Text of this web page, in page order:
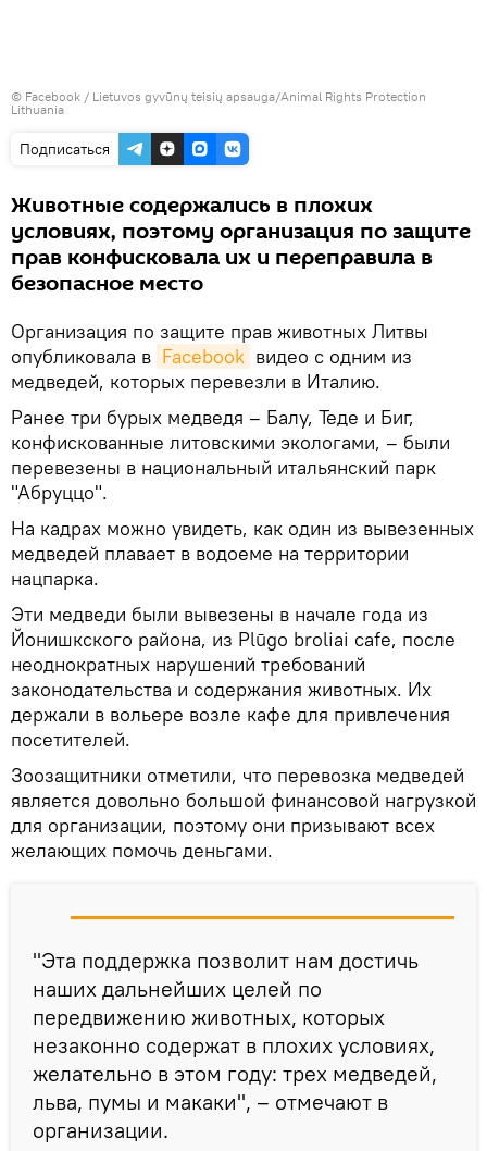
© Facebook / Lietuvos gyvūnų teisių apsauga/Animal Rights Protection
Lithuania
Подписаться
Животные содержались в плохих
условиях, поэтому организация по защите
прав конфисковала их и переправила в
безопасное место
Организация по защите прав животных Литвы
опубликовала в Facebook видео с одним из
медведей, которых перевезли в Италию.
Ранее три бурых медведя – Балу, Теде и Биг,
конфискованные литовскими экологами, – были
перевезены в национальный итальянский парк
"Абруццо".
На кадрах можно увидеть, как один из вывезенных
медведей плавает в водоеме на территории
нацпарка.
Эти медведи были вывезены в начале года из
Йонишкского района, из Plūgo broliai cafe, после
неоднократных нарушений требований
законодательства и содержания животных. Их
держали в вольере возле кафе для привлечения
посетителей.
Зоозащитники отметили, что перевозка медведей
является довольно большой финансовой нагрузкой
для организации, поэтому они призывают всех
желающих помочь деньгами.
"Эта поддержка позволит нам достичь
наших дальнейших целей по
передвижению животных, которых
незаконно содержат в плохих условиях,
желательно в этом году: трех медведей,
льва, пумы и макаки", – отмечают в
организации.